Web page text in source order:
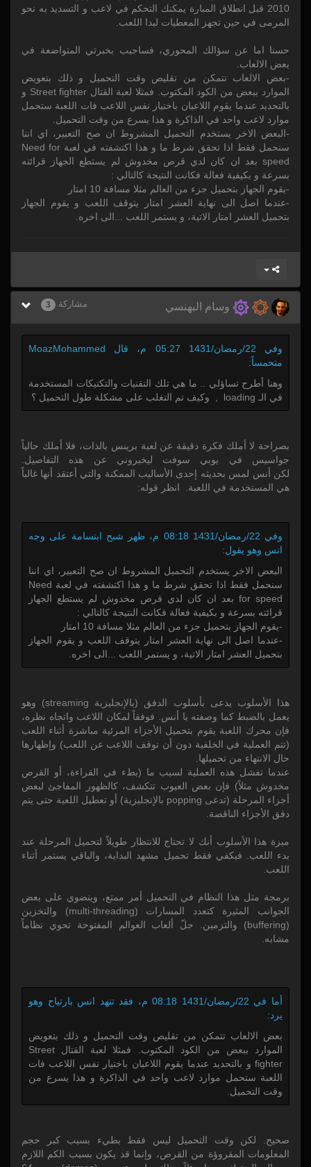
2010 قبل انطلاق المبارة يمكنك التحكم في لاعب و التسديد به نحو
المرمى في حين تجهز المعطيات لبدا اللعب.
حسنا اما عن سؤالك المحوري، فساجيب بخبرتي المتواضعة في
بعض الالعاب.
-بعض الالعاب تتمكن من تقليص وقت التحميل و ذلك بتعويض
الموارد ببعض من الكود المكتوب. فمثلا لعبة القتال Street fighter و
بالتحديد عندما يقوم اللاعبان باختيار نفس اللاعب فات اللعبة ستحمل
موارد لاعب واحد في الذاكرة و هذا يسرع من وقت التحميل.
-البعض الاخر يستخدم التحميل المشروط ان صح التعبير، اي اننا
سنحمل فقط اذا تحقق شرط ما و هذا اكتشفته في لعبة Need for
speed بعد ان كان لدي قرص مخدوش لم يستطع الجهاز قرائته
بسرعة و بكيفية فعالة فكانت النتيجة كالتالي :
-يقوم الجهاز بتحميل جزء من العالم مثلا مسافة 10 امتار
-عندما اصل الى نهاية العشر امتار يتوقف اللعب و يقوم الجهاز
بتحميل العشر امتار الاتية، و يستمر اللعب ...الى اخره.
وسام البهنسي مشاركة 3
وفي 22/رمضان/1431 05:27 م، قال MoazMohammed
متحمساً:
وهنا أطرح تساؤلي .. ما هي تلك التقنيات والتكتيكات المستخدمة
في الـ loading , وكيف تم التغلب على مشكلة طول التحميل ؟
بصراحة لا أملك فكرة دقيقة عن لعبة برينس بالذات، فلا أملك حالياً
جواسيس في يوبي سوفت ليخبروني عن هذه التفاصيل.
لكن أنس لمس بحديثه إحدى الأساليب الممكنة والتي أعتقد أنها غالباً
هي المستخدمة في اللعبة. انظر قوله:
وفي 22/رمضان/1431 08:18 م، ظهر شبح ابتسامة على وجه
انس وهو يقول:
البعض الاخر يستخدم التحميل المشروط ان صح التعبير، اي اننا
سنحمل فقط اذا تحقق شرط ما و هذا اكتشفته في لعبة Need
for speed بعد ان كان لدي قرص مخدوش لم يستطع الجهاز
قرائته بسرعة و بكيفية فعالة فكانت النتيجة كالتالي :
-يقوم الجهاز بتحميل جزء من العالم مثلا مسافة 10 امتار
-عندما اصل الى نهاية العشر امتار يتوقف اللعب و يقوم الجهاز
بتحميل العشر امتار الاتية، و يستمر اللعب ...الى اخره.
هذا الأسلوب يدعى بأسلوب الدفق (بالإنجليزية streaming) وهو
يعمل بالضبط كما وصفته يا أنس. فوفقاً لمكان اللاعب واتجاه نظره،
فإن محرك اللعبة يقوم بتحميل الأجزاء المرئية مباشرة أثناء اللعب
(تتم العملية في الخلفية دون أن توقف اللاعب عن اللعب) وإظهارها
حال الانتهاء من تحميلها.
عندما تفشل هذه العملية لسبب ما (بطء في القراءة، أو القرص
مخدوش مثلاً) فإن بعض العيوب تتكشف، كالظهور المفاجئ لبعض
أجزاء المرحلة (تدعى popping بالإنجليزية) أو تعطيل اللعبة حتى يتم
دفق الأجزاء الناقصة.
ميزة هذا الأسلوب أنك لا تحتاج للانتظار طويلاً لتحميل المرحلة عند
بدء اللعب. فيكفي فقط تحميل مشهد البداية، والباقي يستمر أثناء
اللعب.
برمجة مثل هذا النظام في التحميل أمر ممتع، وينضوي على بعض
الجوانب المثيرة كتعدد المسارات (multi-threading) والتخزين
(buffering) والتزمين. جلّ ألعاب العوالم المفتوحة تحوي نظاماً
مشابه.
أما في 22/رمضان/1431 08:18 م، فقد تنهد انس بارتياح وهو
يرد:
بعض الالعاب تتمكن من تقليص وقت التحميل و ذلك بتعويض
الموارد ببعض من الكود المكتوب. فمثلا لعبة القتال Street
fighter و بالتحديد عندما يقوم اللاعبان باختيار نفس اللاعب فات
اللعبة ستحمل موارد لاعب واحد في الذاكرة و هذا يسرع من
وقت التحميل.
صحيح. لكن وقت التحميل ليس فقط بطيء بسبب كبر حجم
المعلومات المقروؤة من القرص، وإنما قد يكون بسبب الكم اللازم